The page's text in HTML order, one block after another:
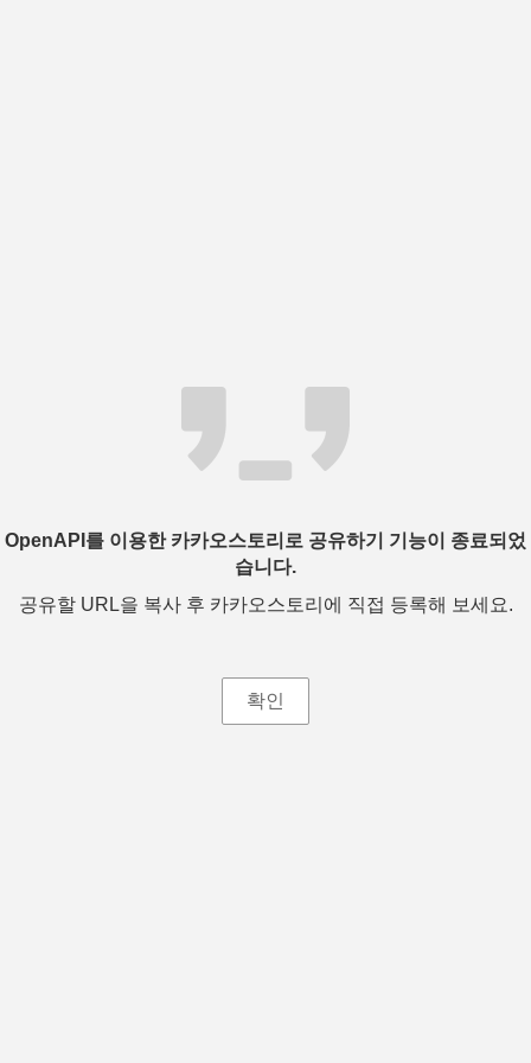
OpenAPI를 이용한 카카오스토리로 공유하기 기능이 종료되었
습니다.
공유할 URL을 복사 후 카카오스토리에 직접 등록해 보세요.
확인